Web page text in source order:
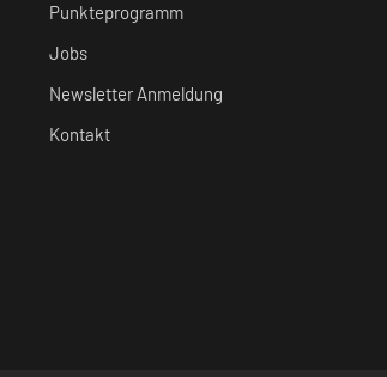
Punkteprogramm
Jobs
Newsletter Anmeldung
Kontakt